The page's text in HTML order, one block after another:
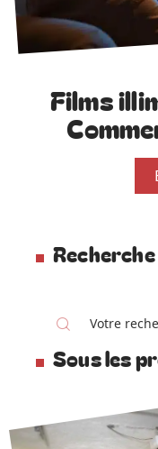
Films
Recherche
Sous les